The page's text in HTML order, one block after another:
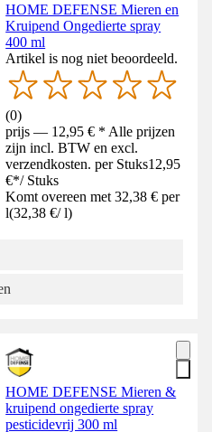
HOME DEFENSE Mieren en
Kruipend Ongedierte spray
400 ml
Artikel is nog niet beoordeeld.
(0)
prijs — 12,95 € * Alle prijzen
zijn incl. BTW en excl.
verzendkosten. per Stuks12,95
€*/ Stuks
Komt overeen met 32,38 € per
l(32,38 €/ l)
HOME DEFENSE Mieren &
kruipend ongedierte spray
pesticidevrij 300 ml